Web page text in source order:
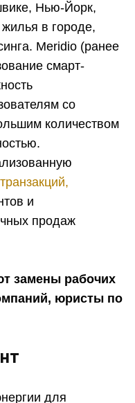
Нью-Йорк,
в городе,
Meridio (ранее
смарт-
со
количеством
транзакций,
и
продаж
замены рабочих
юристы по
для